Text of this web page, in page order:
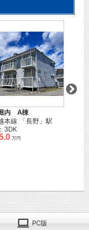
内 A棟
本線 「長野 」駅
3DK
万円
PC版